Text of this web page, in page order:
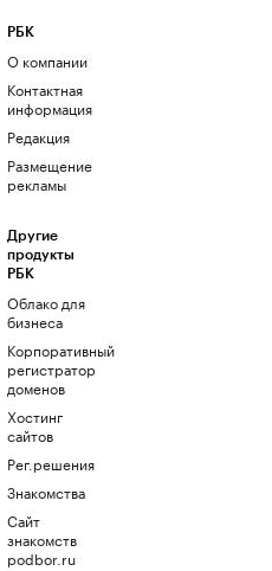
РБК
О компании
Контактная
информация
Редакция
Размещение
рекламы
Другие
продукты
РБК
Облако для
бизнеса
Корпоративный
регистратор
доменов
Хостинг
сайтов
Рег.решения
Знакомства
Сайт
знакомств
podbor.ru